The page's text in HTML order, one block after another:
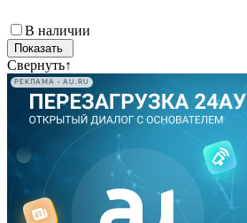
В наличии
Свернуть↑
РЕКЛАМА • AU.RU